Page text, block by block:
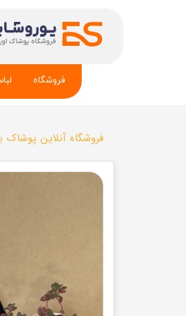
فروشگاه
فروشگاه آنلاین پوشاک